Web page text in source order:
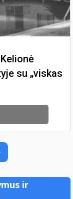
su „viskas
ir